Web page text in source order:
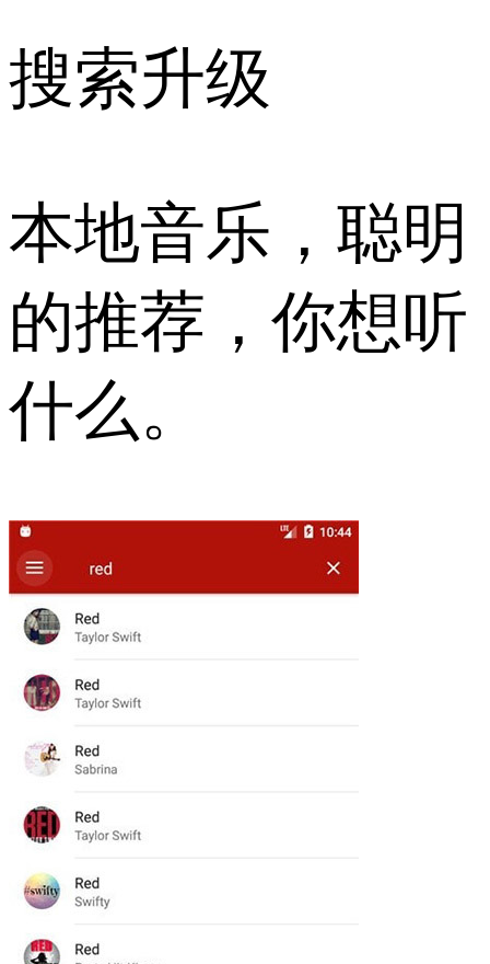
搜索升级
本地音乐，聪明
的推荐，你想听
什么。